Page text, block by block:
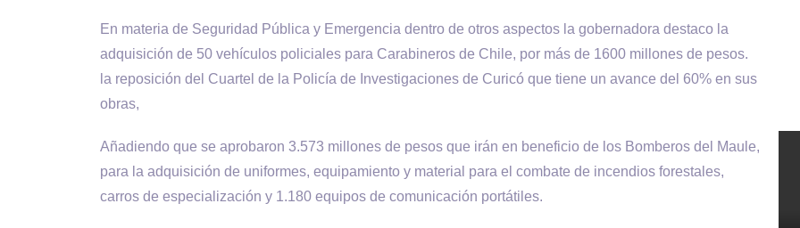
En materia de Seguridad Pública y Emergencia dentro de otros aspectos la gobernadora destaco la
adquisición de 50 vehículos policiales para Carabineros de Chile, por más de 1600 millones de pesos.
la reposición del Cuartel de la Policía de Investigaciones de Curicó que tiene un avance del 60% en sus
obras,
Añadiendo que se aprobaron 3.573 millones de pesos que irán en beneficio de los Bomberos del Maule,
para la adquisición de uniformes, equipamiento y material para el combate de incendios forestales,
carros de especialización y 1.180 equipos de comunicación portátiles.